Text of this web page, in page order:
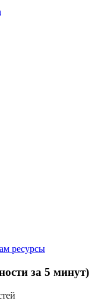
ресурсы
за 5 минут)